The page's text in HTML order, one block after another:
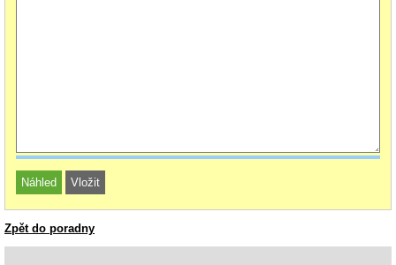
Zpět do poradny